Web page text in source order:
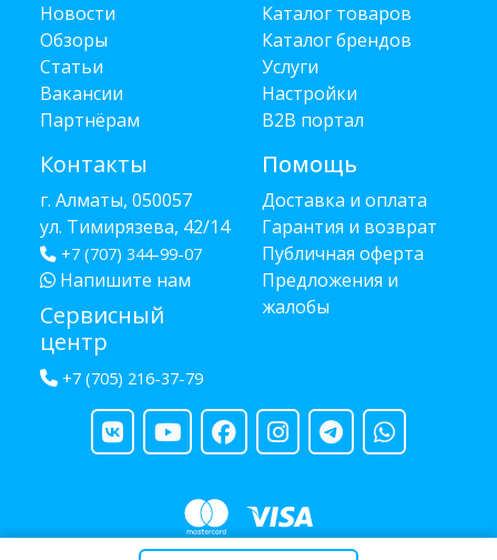
Новости
Обзоры
Статьи
Вакансии
Партнёрам
Контакты
г. Алматы, 050057
ул. Тимирязева, 42/14
+7 (707) 344-99-07
Напишите нам
Сервисный
центр
+7 (705) 216-37-79
Каталог товаров
Каталог брендов
Услуги
Настройки
B2B портал
Помощь
Доставка и оплата
Гарантия и возврат
Публичная оферта
Предложения и
жалобы